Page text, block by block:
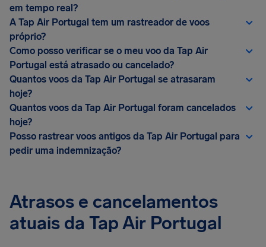
em tempo real?
A Tap Air Portugal tem um rastreador de voos
próprio?
Como posso verificar se o meu voo da Tap Air
Portugal está atrasado ou cancelado?
Quantos voos da Tap Air Portugal se atrasaram
hoje?
Quantos voos da Tap Air Portugal foram cancelados
hoje?
Posso rastrear voos antigos da Tap Air Portugal para
pedir uma indemnização?
Atrasos e cancelamentos
atuais da Tap Air Portugal